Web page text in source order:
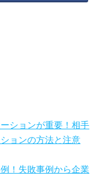
ションが重要！相手
ョンの方法と注意
！失敗事例から企業